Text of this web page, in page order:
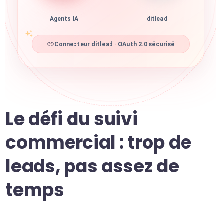
Agents IA ditlead
Connecteur ditlead · OAuth 2.0 sécurisé
Le défi du suivi
commercial : trop de
leads, pas assez de
temps